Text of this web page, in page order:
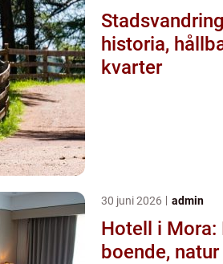
historia,
kvarter
30 juni 2026 admin
Hotell i Mora:
boende,